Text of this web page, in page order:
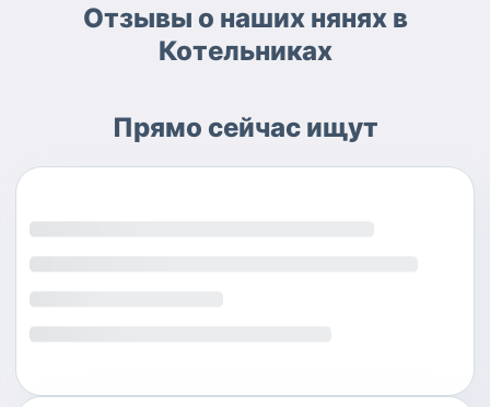
Отзывы о наших нянях в
Котельниках
Прямо сейчас ищут